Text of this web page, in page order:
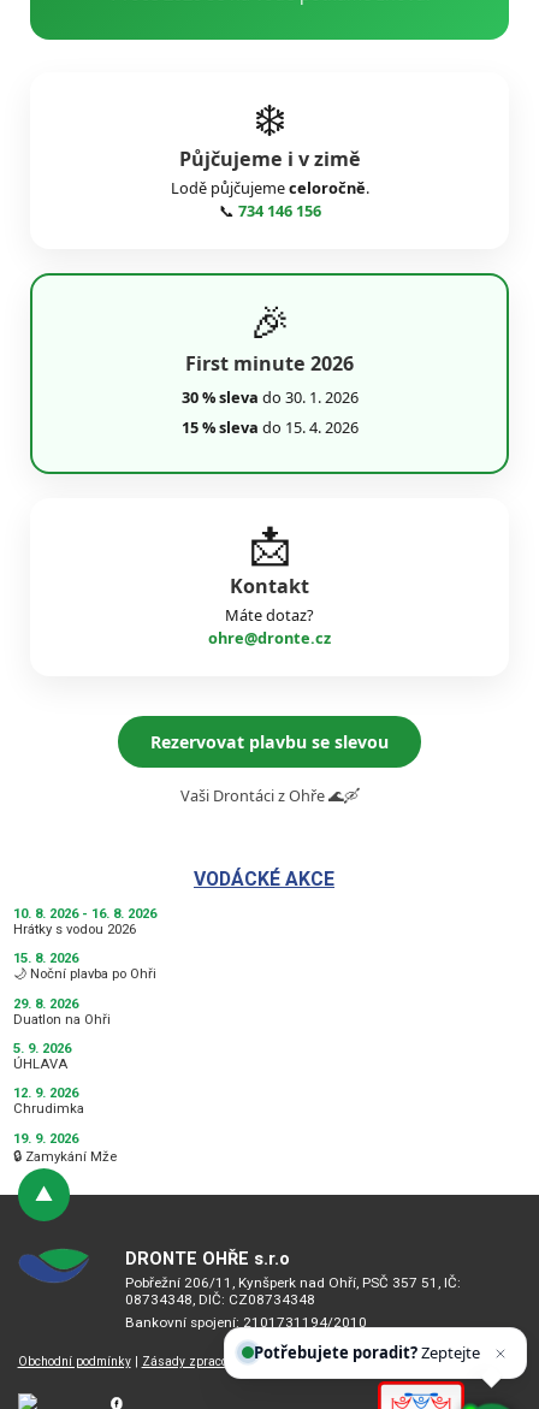
❄️
Půjčujeme i v zimě
Lodě půjčujemeceloročně.
📞 734 146 156
🎉
First minute 2026
30 % sleva do 30. 1. 2026
15 % sleva do 15. 4. 2026
📩
Kontakt
Máte dotaz?
ohre@dronte.cz
Rezervovat plavbu se slevou
Vaši Drontáci z Ohře 🌊🛶
VODÁCKÉ AKCE
10. 8. 2026 - 16. 8. 2026
Hrátky s vodou 2026
15. 8. 2026
🌙 Noční plavba po Ohři
29. 8. 2026
Duatlon na Ohři
5. 9. 2026
ÚHLAVA
12. 9. 2026
Chrudimka
19. 9. 2026
🔒 Zamykání Mže
DRONTE OHŘE s.r.o
Pobřežní 206/11, Kynšperk nad Ohří, PSČ 357 51, IČ:
08734348, DIČ: CZ08734348
Bankovní spojení: 2101731194/2010
Obchodní podmínky| Zásady zpracování osobních údajů
Potřebujete poradit?Zeptejte se našeho asistenta
Chettyho.